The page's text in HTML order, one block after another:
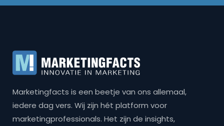
Marketingfacts is een beetje van ons allemaal,
iedere dag vers. Wij zijn hét platform voor
marketingprofessionals. Het zijn de insights,